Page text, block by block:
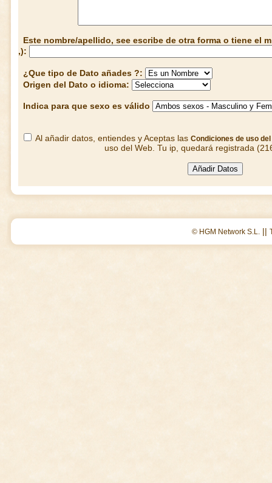
Este nombre/apellido, see escribe de otra forma o tiene el
,):
¿Que tipo de Dato añades ?:
Origen del Dato o idioma:
Indica para que sexo es válido
Al añadir datos, entiendes y Aceptas las Condiciones de uso del
uso del Web. Tu ip, quedará registrada
© HGM Network S.L. ||